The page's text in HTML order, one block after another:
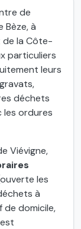
de
à
de la Côte-
particuliers
leurs
déchets
les ordures
Viévigne,
les
à
de domicile,